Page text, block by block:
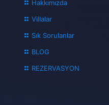
Hakkımızda
Villalar
Sık Sorulanlar
BLOG
REZERVASYON